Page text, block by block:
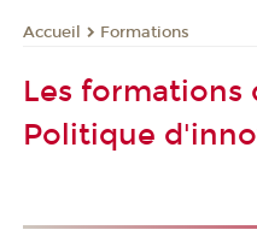
Accueil Formations
Les formations
Politique